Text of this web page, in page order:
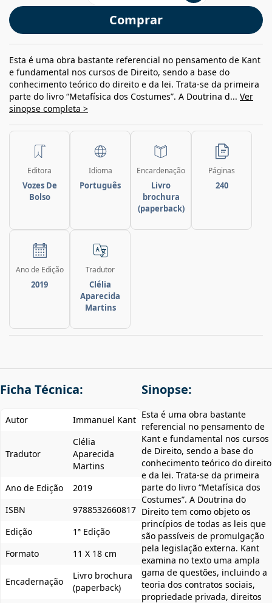
Comprar
Esta é uma obra bastante referencial no pensamento de Kant
e fundamental nos cursos de Direito, sendo a base do
conhecimento teórico do direito e da lei. Trata-se da primeira
parte do livro “Metafísica dos Costumes”. A Doutrina d... Ver
sinopse completa >
Editora
Vozes De
Bolso
Idioma
Português
Encardenação
Livro
brochura
(paperback)
Páginas
240
Ano de Edição
2019
Tradutor
Clélia
Aparecida
Martins
Ficha Técnica:
Autor Immanuel Kant
Tradutor
Clélia
Aparecida
Martins
Ano de Edição
2019
ISBN
9788532660817
Edição
1ª Edição
Formato
11 X 18 cm
Encadernação
Livro brochura
(paperback)
Sinopse:
Esta é uma obra bastante
referencial no pensamento de
Kant e fundamental nos cursos
de Direito, sendo a base do
conhecimento teórico do direito
e da lei. Trata-se da primeira
parte do livro “Metafísica dos
Costumes”. A Doutrina do
Direito tem como objeto os
princípios de todas as leis que
são passíveis de promulgação
pela legislação externa. Kant
examina no texto uma ampla
gama de questões, incluindo a
teoria dos contratos sociais,
propriedade privada, direitos